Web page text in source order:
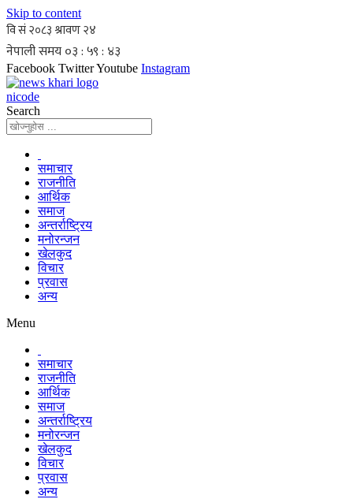
Skip to content
Facebook TwitterYoutube Instagram
nicode
Search
समाचार
राजनीति
आर्थिक
समाज
अन्तर्राष्ट्रिय
मनोरन्जन
खेलकुद
विचार
प्रवास
अन्य
Menu
समाचार
राजनीति
आर्थिक
समाज
अन्तर्राष्ट्रिय
मनोरन्जन
खेलकुद
विचार
प्रवास
अन्य